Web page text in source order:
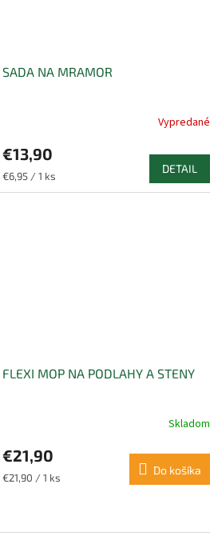
SADA NA MRAMOR
Vypredané
€13,90
Jednotková
cena:
€6,95 / 1 ks
DETAIL
FLEXI MOP NA PODLAHY A STENY
Skladom
€21,90
Jednotková
€21,90 / 1 ks
Do košíka
v